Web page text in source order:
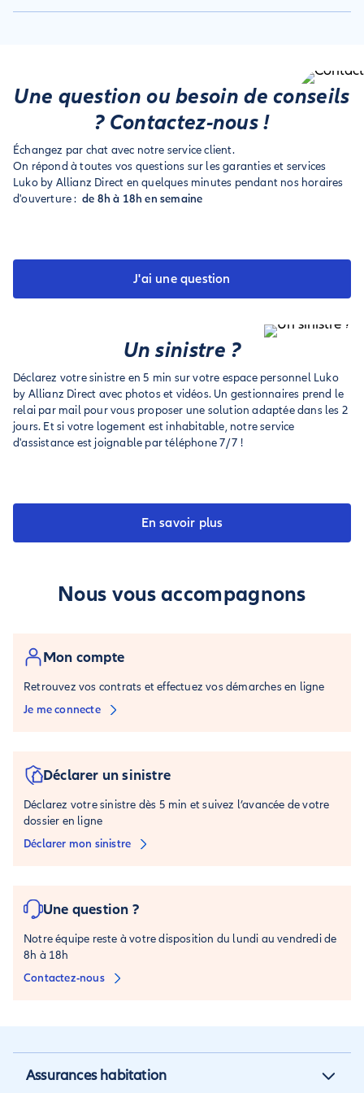
naturelles, peuvent être soumis à une franchise particulière.
nous gérions votre résiliation, et complétez les informations
du formulaire qui apparaitra à la fin de votre souscription.
Une question ou besoin de conseils
? Contactez-nous !
Échangez par chat avec notre service client.
On répond à toutes vos questions sur les garanties et services
Luko by Allianz Direct en quelques minutes pendant nos horaires
d'ouverture : de 8h à 18h en semaine
J'ai une question
Un sinistre ?
Déclarez votre sinistre en 5 min sur votre espace personnel Luko
by Allianz Direct avec photos et vidéos. Un gestionnaires prend le
relai par mail pour vous proposer une solution adaptée dans les 2
jours. Et si votre logement est inhabitable, notre service
d'assistance est joignable par téléphone 7/7 !
En savoir plus
Nous vous accompagnons
Mon compte
Retrouvez vos contrats et effectuez vos démarches en ligne
Je me connecte
Déclarer un sinistre
Déclarez votre sinistre dès 5 min et suivez l’avancée de votre
dossier en ligne
Déclarer mon sinistre
Une question ?
Notre équipe reste à votre disposition du lundi au vendredi de
8h à 18h
Contactez-nous
Assurances habitation